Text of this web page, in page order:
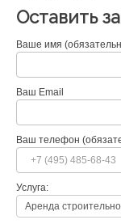
Оставить
Ваше имя
Ваш Email
Ваш телефон
Услуга: